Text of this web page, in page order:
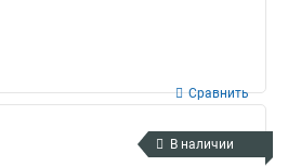
Сравнить
В наличии